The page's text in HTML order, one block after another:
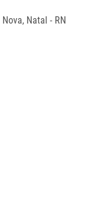
Natal - RN